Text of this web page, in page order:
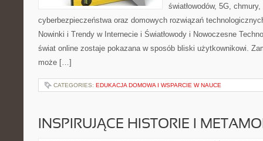
światłowodów, 5G,
cyberbezpieczeństwa oraz domowych rozwiązań
Nowinki i Trendy w Internecie i Światłowody i Nowoczesne
świat online zostaje pokazana w sposób bliski użytkownikowi.
może […]
CATEGORIES: EDUKACJA DOMOWA I WSPARCIE W NAUCE
INSPIRUJĄCE HISTORIE I